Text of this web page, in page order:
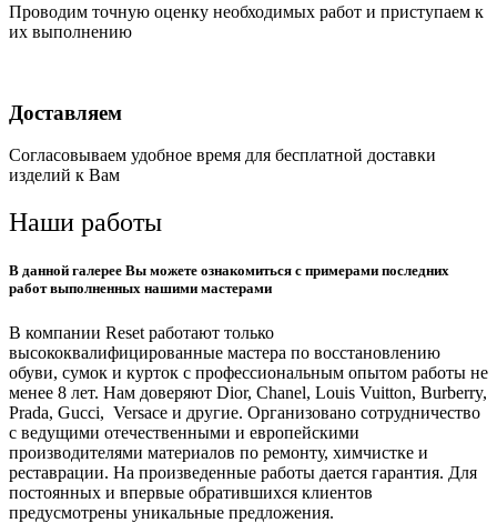
Проводим точную оценку необходимых работ и приступаем к
их выполнению
Доставляем
Согласовываем удобное время для бесплатной доставки
изделий к Вам
Наши работы
В данной галерее Вы можете ознакомиться с примерами последних
работ выполненных нашими мастерами
В компании Reset работают только
высококвалифицированные мастера по восстановлению
обуви, сумок и курток с профессиональным опытом работы не
менее 8 лет. Нам доверяют Dior, Chanel, Louis Vuitton, Burberry,
Prada, Gucci, Versace и другие. Организовано сотрудничество
с ведущими отечественными и европейскими
производителями материалов по ремонту, химчистке и
реставрации. На произведенные работы дается гарантия. Для
постоянных и впервые обратившихся клиентов
предусмотрены уникальные предложения.